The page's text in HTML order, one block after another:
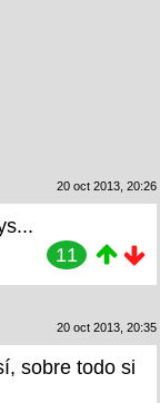
20 oct 2013, 20:26
11
20 oct 2013, 20:35
sobre todo si